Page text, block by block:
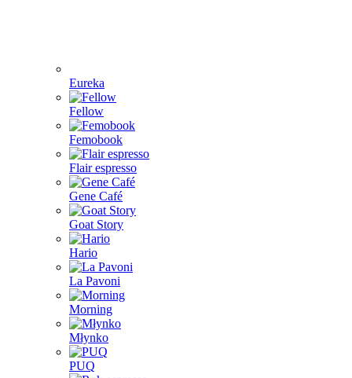
Eureka
Fellow
Femobook
Flair espresso
Gene Café
Goat Story
Hario
La Pavoni
Morning
Młynko
PUQ